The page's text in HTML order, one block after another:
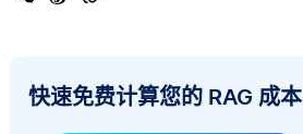
快速免费计算您的 RAG 成本